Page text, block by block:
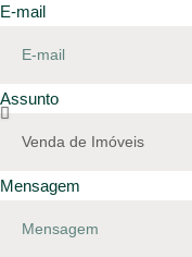
E-mail
Assunto
Mensagem